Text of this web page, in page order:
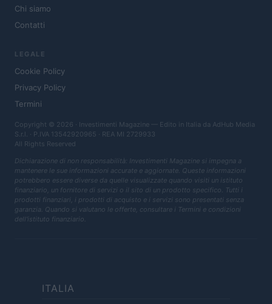
Chi siamo
Contatti
LEGALE
Cookie Policy
Privacy Policy
Termini
Copyright © 2026 · Investimenti Magazine — Edito in Italia da AdHub Media
S.r.l. · P.IVA 13542920965 · REA MI 2729933
All Rights Reserved
Dichiarazione di non responsabilità: Investimenti Magazine si impegna a
mantenere le sue informazioni accurate e aggiornate. Queste informazioni
potrebbero essere diverse da quelle visualizzate quando visiti un istituto
finanziario, un fornitore di servizi o il sito di un prodotto specifico. Tutti i
prodotti finanziari, i prodotti di acquisto e i servizi sono presentati senza
garanzia. Quando si valutano le offerte, consultare i Termini e condizioni
dell'istituto finanziario.
ITALIA